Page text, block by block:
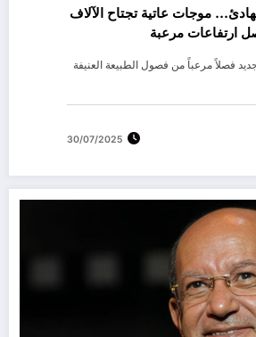
موجات عاتية تجتاح الآلاف
ارتفاعات مرعبة
فصلاً مرعباً من فصول الطبيعة العنيفة
30/07/2025